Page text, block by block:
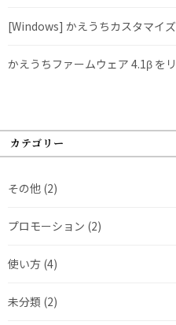
[Windows] かえうちカスタマイ
かえうちファームウェア 4.1β を
カテゴリー
その他 (2)
プロモーション (2)
使い方 (4)
未分類 (2)